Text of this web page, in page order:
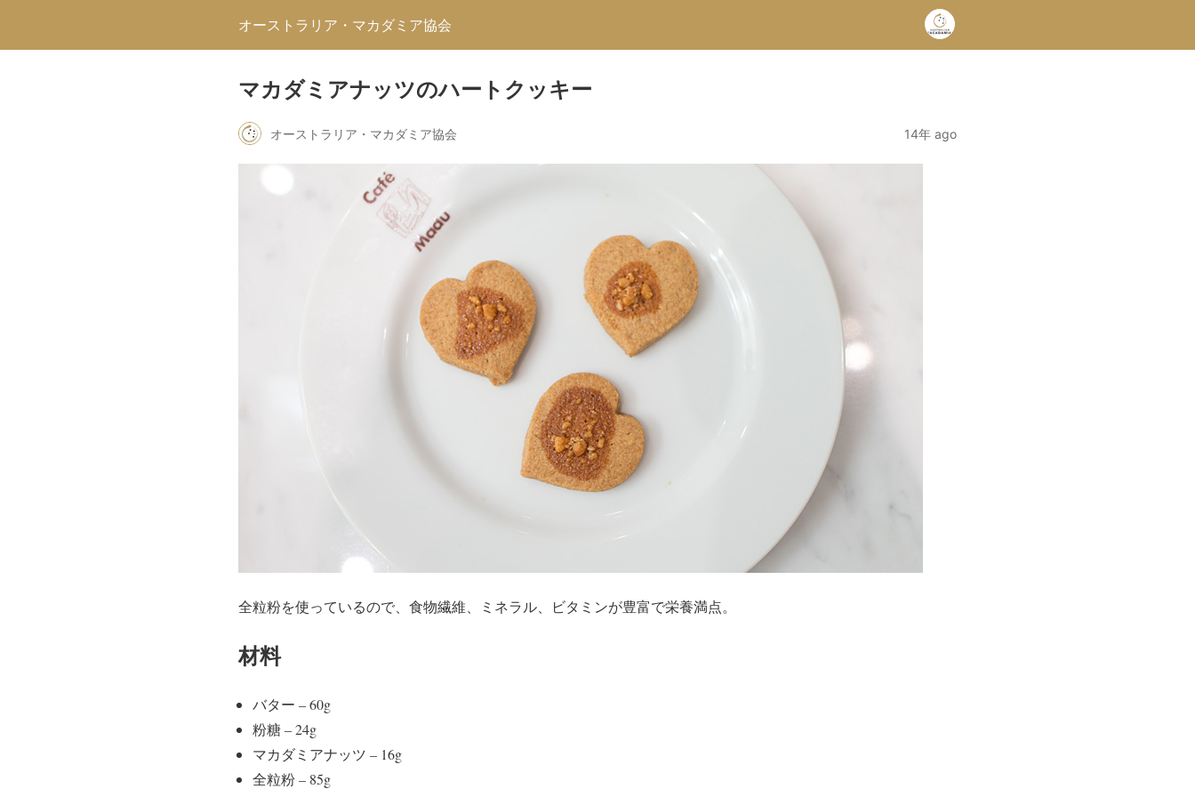
オーストラリア・マカダミア協会
マカダミアナッツのハートクッキー
オーストラリア・マカダミア協会 14年 ago
全粒粉を使っているので、食物繊維、ミネラル、ビタミンが豊富で栄養満点。
材料
バター – 60g
粉糖 – 24g
マカダミアナッツ – 16g
全粒粉 – 85g